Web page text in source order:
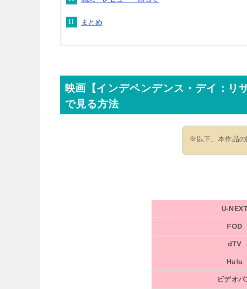
まとめ
映画【インデペンデンス・デイ：リ
で見る方法
※以下、本作品の
U-
FOD
dTV
Hulu
ビデオパ